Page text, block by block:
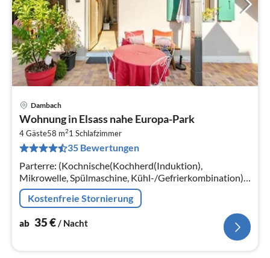
Dambach
Wohnung in Elsass nahe Europa-Park
4 Gäste58 m21 Schlafzimmer
35 Bewertungen
Parterre: (Kochnische(Kochherd(Induktion),
Mikrowelle, Spülmaschine, Kühl-/Gefrierkombination),
Wohn/Esszimmer(Doppelschlafcouch(130 x 190 cm),
TV)Kostenfreie Stornierung
ab 35€/ Nacht